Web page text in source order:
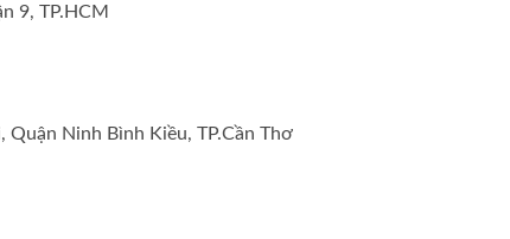
9, TP.HCM
Ninh Bình Kiều, TP.Cần Thơ